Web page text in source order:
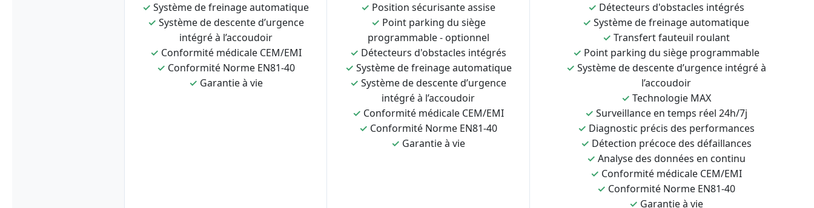
✓ Système de freinage automatique
✓ Système de descente d’urgence
intégré à l’accoudoir
✓ Conformité médicale CEM/EMI
✓ Conformité Norme EN81-40
✓ Garantie à vie
✓ Position sécurisante assise
✓ Point parking du siège
programmable - optionnel
✓ Détecteurs d'obstacles intégrés
✓ Système de freinage automatique
✓ Système de descente d’urgence
intégré à l’accoudoir
✓ Conformité médicale CEM/EMI
✓ Conformité Norme EN81-40
✓ Garantie à vie
✓ Détecteurs d'obstacles intégrés
✓ Système de freinage automatique
✓ Transfert fauteuil roulant
✓ Point parking du siège programmable
✓ Système de descente d’urgence intégré à
l’accoudoir
✓ Technologie MAX
✓ Surveillance en temps réel 24h/7j
✓ Diagnostic précis des performances
✓ Détection précoce des défaillances
✓ Analyse des données en continu
✓ Conformité médicale CEM/EMI
✓ Conformité Norme EN81-40
✓ Garantie à vie